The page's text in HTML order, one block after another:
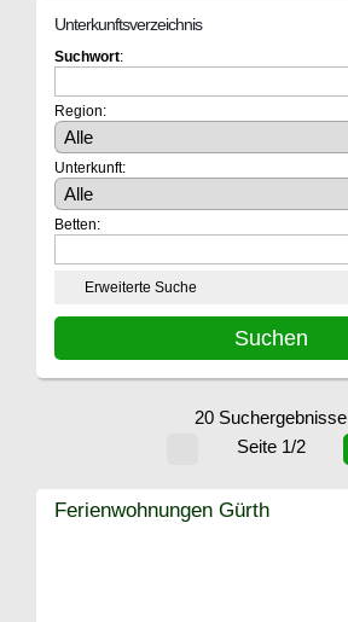
Unterkunftsverzeichnis
Suchwort:
Region:
Unterkunft:
Betten:
Erweiterte Suche
20 Suchergebnisse
Seite 1/2
Ferienwohnungen Gürth